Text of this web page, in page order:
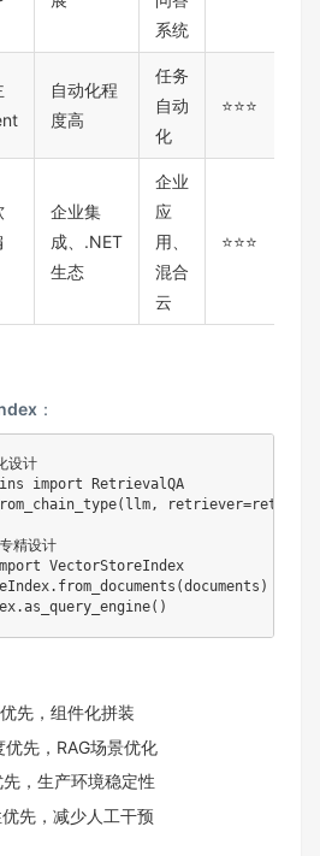
系统
自动化程
度高
任务
自动
化
⭐⭐⭐
企业集
成、.NET
生态
企业
应
用、
混合
云
⭐⭐⭐
：
设计
import RetrievalQA
( llm, retriever=
精设计
VectorStoreIndex
. from_documents (documents )
.as_query_engine( )
优先，组件化拼装
优先，RAG场景优化
先，生产环境稳定性
优先，减少人工干预